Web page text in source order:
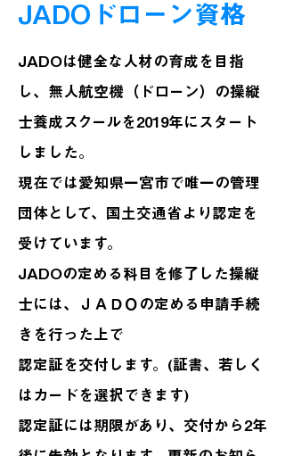
JADOドローン資格
JADOは健全な人材の育成を目指
し、無人航空機（ドローン）の操縦
士養成スクールを2019年にスタート
しました。
現在では愛知県一宮市で唯一の管理
団体として、国土交通省より認定を
受けています。
JADOの定める科目を修了した操縦
士には、ＪＡＤＯの定める申請手続
きを行った上で
認定証を交付します。(証書、若しく
はカードを選択できます)
認定証には期限があり、交付から2年